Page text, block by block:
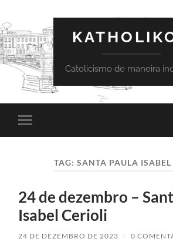
Catolicismo de maneira
Toggle
mobile
TAG:SANTA PAULA ISABEL
24 de dezembro –
Isabel Cerioli
24 DE DEZEMBRO DE 2023 / 0